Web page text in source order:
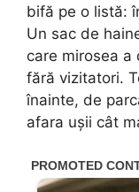
bifă pe o listă:
Un sac de
care mirosea
fără vizitatori.
înainte, de
afara ușii cât